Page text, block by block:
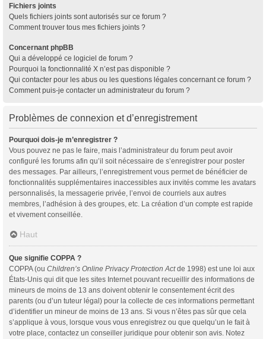
Fichiers joints
Quels fichiers joints sont autorisés sur ce forum ?
Comment trouver tous mes fichiers joints ?
Concernant phpBB
Qui a développé ce logiciel de forum ?
Pourquoi la fonctionnalité X n’est pas disponible ?
Qui contacter pour les abus ou les questions légales concernant ce forum ?
Comment puis-je contacter un administrateur du forum ?
Problèmes de connexion et d’enregistrement
Pourquoi dois-je m’enregistrer ?
Vous pouvez ne pas le faire, mais l’administrateur du forum peut avoir
configuré les forums afin qu’il soit nécessaire de s’enregistrer pour poster
des messages. Par ailleurs, l’enregistrement vous permet de bénéficier de
fonctionnalités supplémentaires inaccessibles aux invités comme les avatars
personnalisés, la messagerie privée, l’envoi de courriels aux autres
membres, l’adhésion à des groupes, etc. La création d’un compte est rapide
et vivement conseillée.
Haut
Que signifie COPPA ?
COPPA (ou Children’s Online Privacy Protection Actde 1998) est une loi aux
États-Unis qui dit que les sites Internet pouvant recueillir des informations de
mineurs de moins de 13 ans doivent obtenir le consentement écrit des
parents (ou d’un tuteur légal) pour la collecte de ces informations permettant
d’identifier un mineur de moins de 13 ans. Si vous n’êtes pas sûr que cela
s’applique à vous, lorsque vous vous enregistrez ou que quelqu’un le fait à
votre place, contactez un conseiller juridique pour obtenir son avis. Notez